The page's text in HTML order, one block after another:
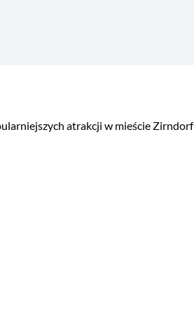
atrakcji w mieście Zirndorf